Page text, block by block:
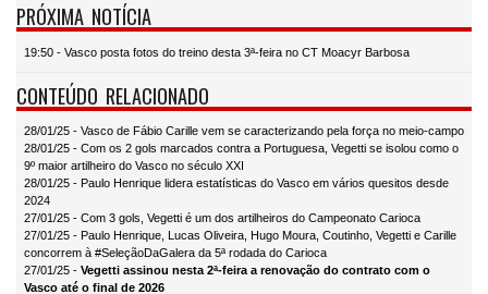
PRÓXIMA NOTÍCIA
19:50 - Vasco posta fotos do treino desta 3ª-feira no CT Moacyr Barbosa
CONTEÚDO RELACIONADO
28/01/25 - Vasco de Fábio Carille vem se caracterizando pela força no meio-campo
28/01/25 - Com os 2 gols marcados contra a Portuguesa, Vegetti se isolou como o
9º maior artilheiro do Vasco no século XXI
28/01/25 - Paulo Henrique lidera estatísticas do Vasco em vários quesitos desde
2024
27/01/25 - Com 3 gols, Vegetti é um dos artilheiros do Campeonato Carioca
27/01/25 - Paulo Henrique, Lucas Oliveira, Hugo Moura, Coutinho, Vegetti e Carille
concorrem à #SeleçãoDaGalera da 5ª rodada do Carioca
27/01/25 - Vegetti assinou nesta 2ª-feira a renovação do contrato com o
Vasco até o final de 2026